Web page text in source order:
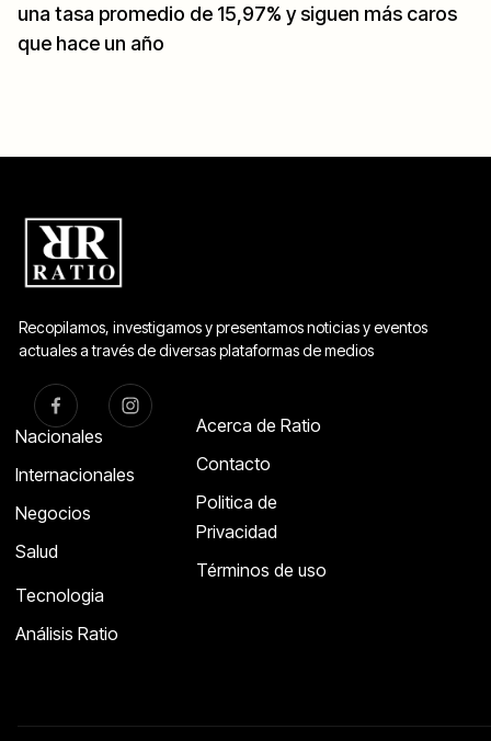
una tasa promedio de 15,97% y siguen más caros
que hace un año
Recopilamos, investigamos y presentamos noticias y eventos
actuales a través de diversas plataformas de medios
Nacionales
Internacionales
Negocios
Salud
Tecnologia
Análisis Ratio
Acerca de Ratio
Contacto
Politica de
Privacidad
Términos de uso